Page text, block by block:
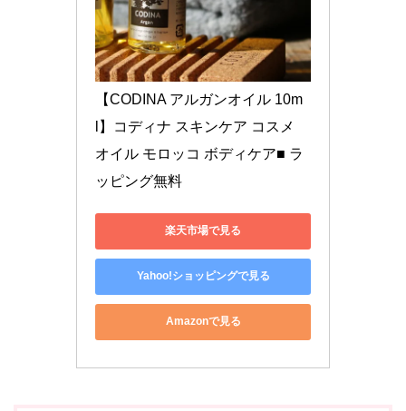
【CODINA アルガンオイル 10m
l】コディナ スキンケア コスメ
オイル モロッコ ボディケア■ ラ
ッピング無料
楽天市場で見る
Yahoo!ショッピングで見る
Amazonで見る